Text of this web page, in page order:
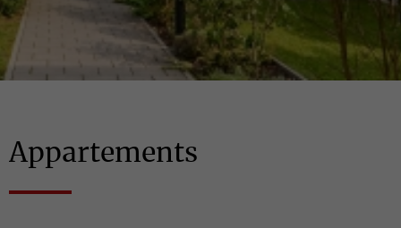
Appartements